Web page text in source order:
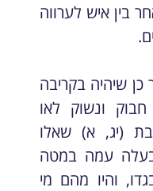
בין איש לערווה
כן שיהיה בקריבה
ונשוק לאו
(יג, א) שאלו
עמה במטה
והיו מהם מי